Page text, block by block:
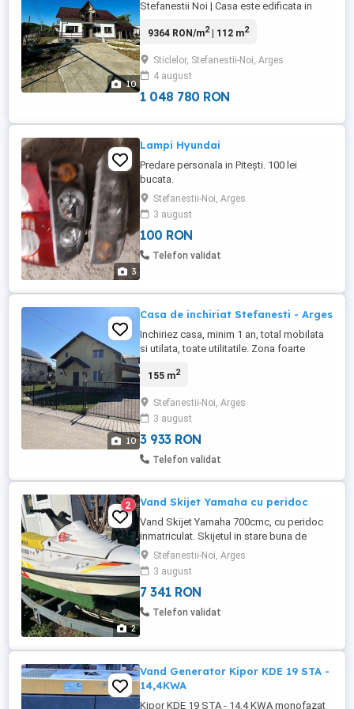
10
Stefanestii Noi | Casa este edificata in
apa, sistem supraveghere video, mobilata
imediata. Detalii: Suprafata utila: 112 mp
(77.8 locuinta P+M si 34.2 terasa inchisa)
Teren: 500 ...
9364 RON/m2| 112 m2
Sticlelor, Stefanestii-Noi, Arges
4 august
1 048 780 RON
3
Lampi Hyundai
Predare personala in Pitești. 100 lei
bucata.
Stefanestii-Noi, Arges
3 august
100 RON
Telefon validat
10
Casa de inchiriat Stefanesti - Arges
Inchiriez casa, minim 1 an, total mobilata
si utilata, toate utilitatile. Zona foarte
Curte, carpot doua masini, automatizare
155 m2
Stefanestii-Noi, Arges
3 august
3 933 RON
Telefon validat
2
2 Vand Skijet Yamaha cu peridoc
Vand Skijet Yamaha 700cmc, cu peridoc
inmatriculat. Skijetul in stare buna de
functionare. Nu functioneaza display bord
si nu are baterie functionala. Peridocul are
o traversa ruginita(necesita schimbare),
instalatia electrica defecta si ITPul expirat.
Pret 1400 euro usor negociabil, se vand si
Stefanestii-Noi, Arges
3 august
7 341 RON
Telefon validat
Vand Generator Kipor KDE 19 STA -
14,4KWA
Kipor KDE 19 STA - 14,4 KWA monofazat